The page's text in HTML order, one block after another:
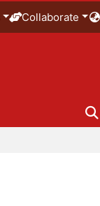
Collaborate